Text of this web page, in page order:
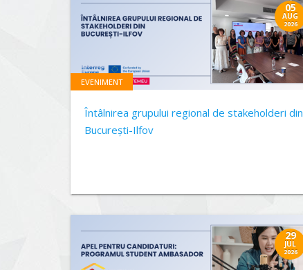
05
AUG
2026
EVENIMENT
Întâlnirea grupului regional de stakeholderi din
București-Ilfov
29
JUL
2026